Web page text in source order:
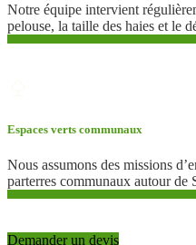
Notre équipe intervient
pelouse, la taille des haies et le
Espaces verts communaux
Nous assumons des missions
parterres communaux autour de
Demander un devis